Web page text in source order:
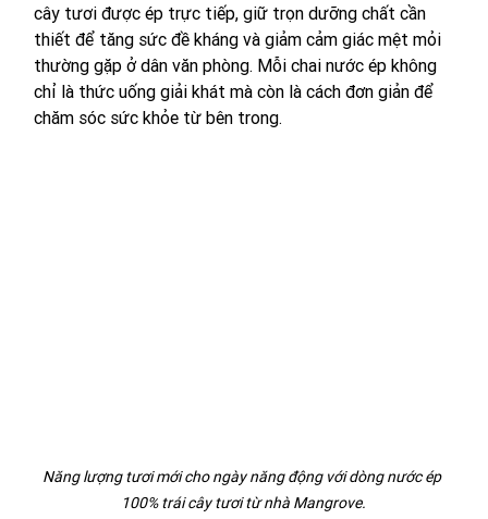
cây tươi được ép trực tiếp, giữ trọn dưỡng chất cần
thiết để tăng sức đề kháng và giảm cảm giác mệt mỏi
thường gặp ở dân văn phòng. Mỗi chai nước ép không
chỉ là thức uống giải khát mà còn là cách đơn giản để
chăm sóc sức khỏe từ bên trong.
Năng lượng tươi mới cho ngày năng động với dòng nước ép
100% trái cây tươi từ nhà Mangrove.